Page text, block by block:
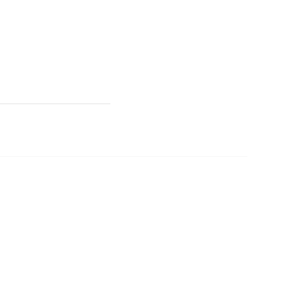
ta fram rätt passform i